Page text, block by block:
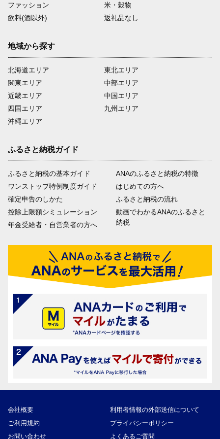
ファッション
米・穀物
飲料(酒以外)
返礼品なし
地域から探す
北海道エリア
関東エリア
近畿エリア
四国エリア
沖縄エリア
東北エリア
中部エリア
中国エリア
九州エリア
ふるさと納税ガイド
ふるさと納税の基本ガイド
ワンストップ特例制度ガイド
確定申告のしかた
控除上限額シミュレーション
年金受給者・自営業者の方へ
ANAのふるさと納税の特徴
はじめての方へ
ふるさと納税の流れ
動画でわかるANAのふるさと
納税
会社概要
利用者情報の外部送信について
ご利用規約
プライバシーポリシー
お問い合わせ
よくあるご質問